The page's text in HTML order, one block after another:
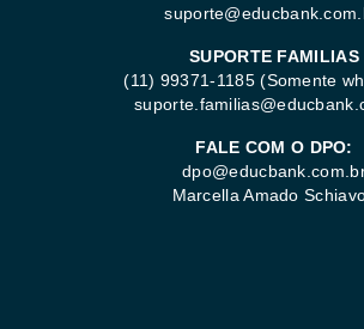
SUPORTE FAMILIAS
(11) 99371-1185(Somente
FALE COM O DPO:
Marcella Amado